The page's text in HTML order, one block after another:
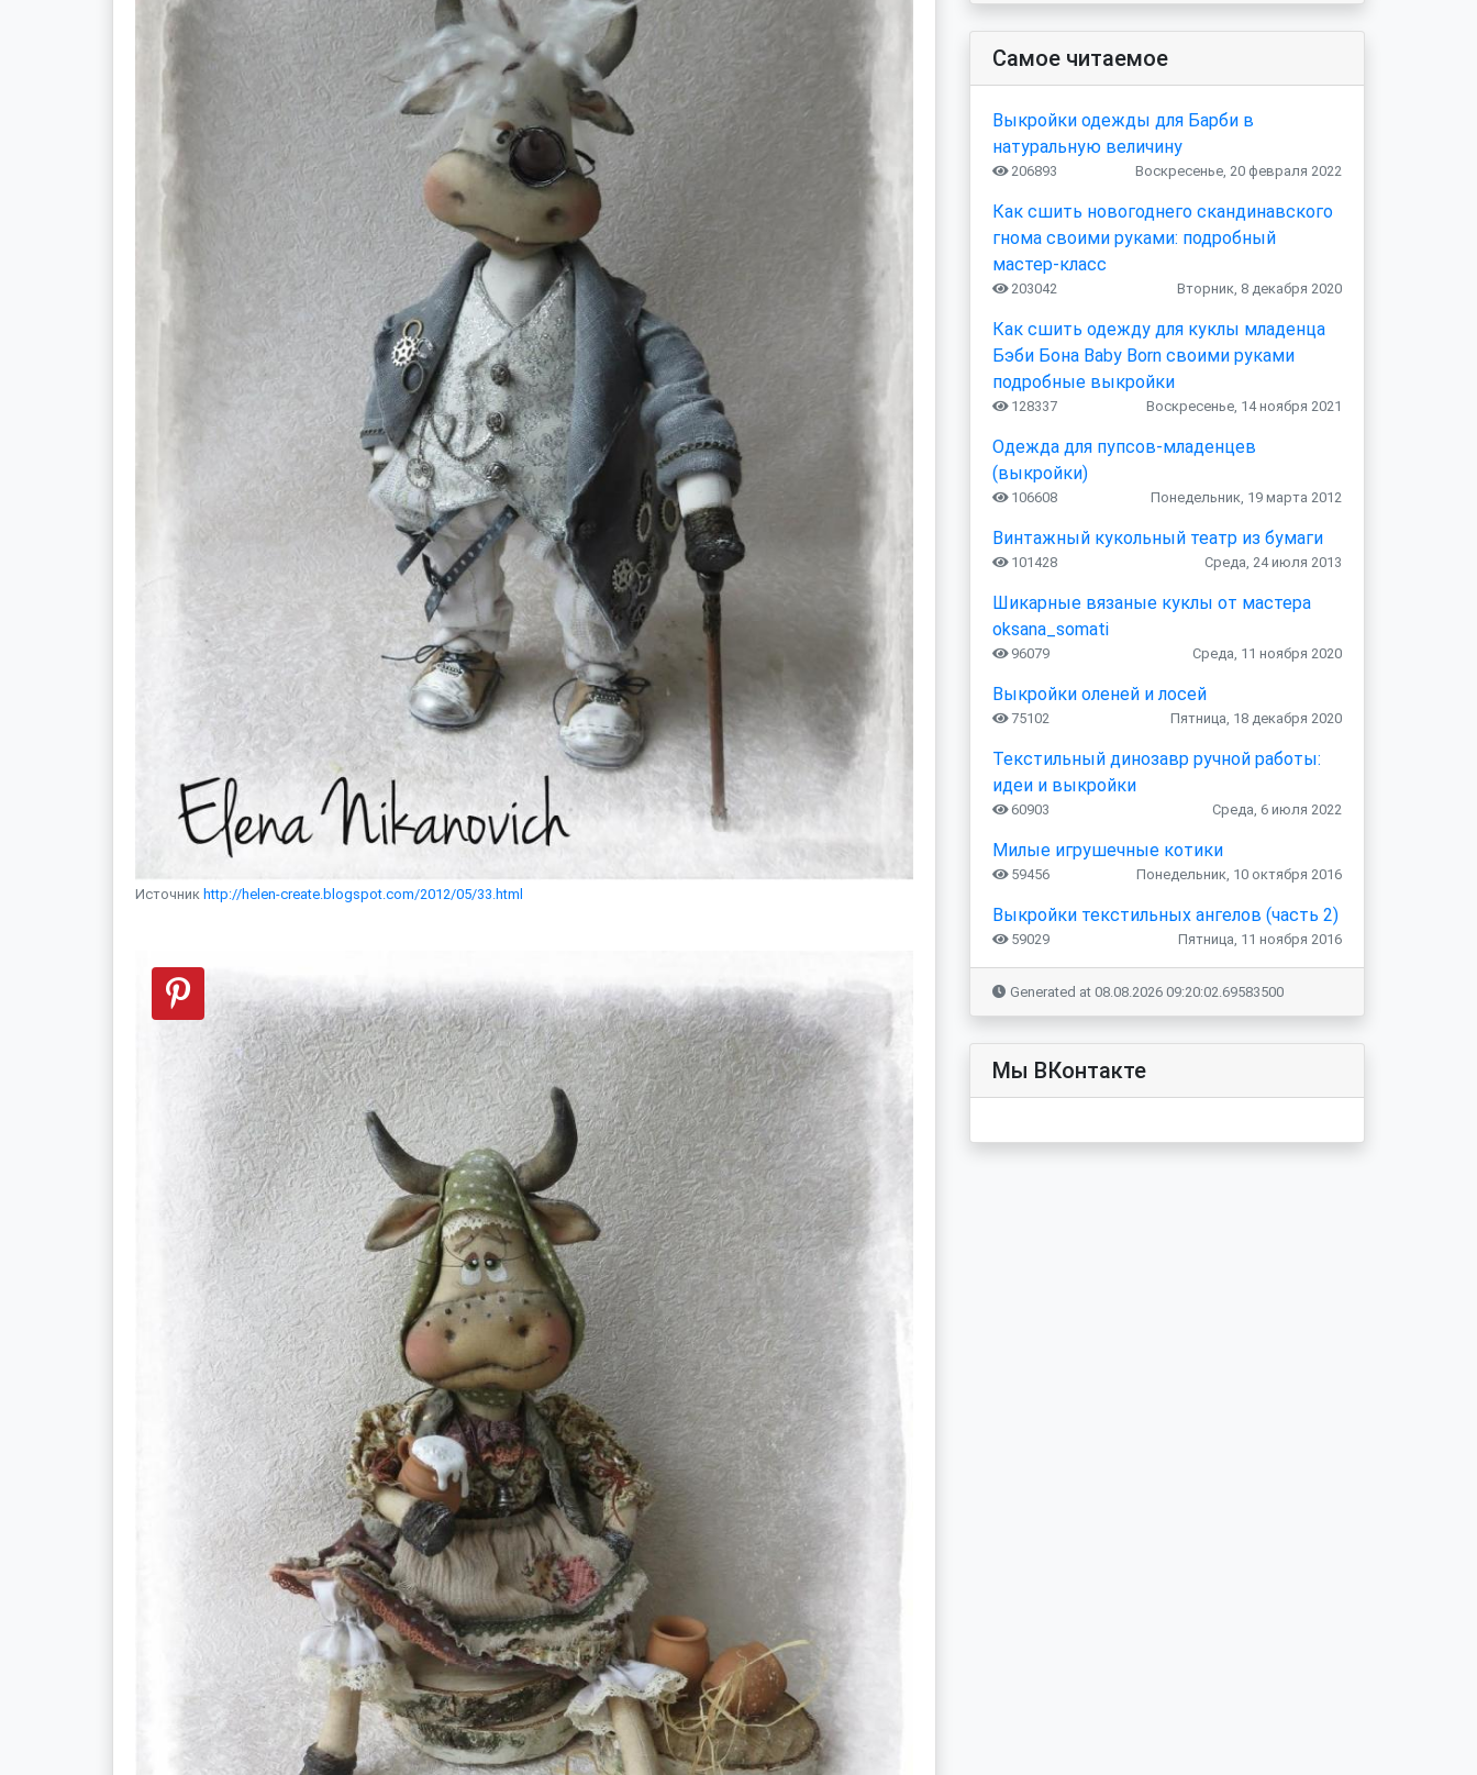
Источник http://helen-create.blogspot.com/2012/05/33.html
Самое читаемое
Выкройки одежды для Барби в
натуральную величину
206893 Воскресенье, 20 февраля 2022
Как сшить новогоднего скандинавского
гнома своими руками: подробный
мастер-класс
203042 Вторник, 8 декабря 2020
Как сшить одежду для куклы младенца
Бэби Бона Baby Born своими руками
подробные выкройки
128337 Воскресенье, 14 ноября 2021
Одежда для пупсов-младенцев
(выкройки)
106608 Понедельник, 19 марта 2012
Винтажный кукольный театр из бумаги
101428 Среда, 24 июля 2013
Шикарные вязаные куклы от мастера
oksana_somati
96079 Среда, 11 ноября 2020
Выкройки оленей и лосей
75102 Пятница, 18 декабря 2020
Текстильный динозавр ручной работы:
идеи и выкройки
60903 Среда, 6 июля 2022
Милые игрушечные котики
59456 Понедельник, 10 октября 2016
Выкройки текстильных ангелов (часть 2)
59029 Пятница, 11 ноября 2016
Generated at 08.08.2026 09:20:02.69583500
Мы ВКонтакте